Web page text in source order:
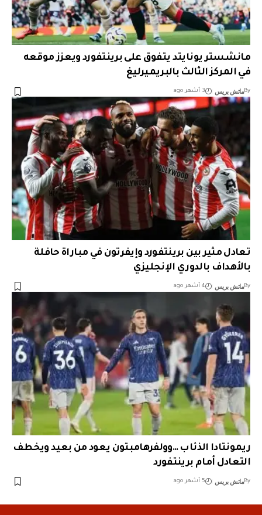
مانشستر يونايتد يتفوق على برينتفورد ويعزز موقعه
في المركز الثالث بالبريميرليغ
Byماتش بريس 3 أشهر ago
تعادل مثير بين برينتفورد وإيفرتون في مباراة حافلة
بالأهداف بالدوري الإنجليزي
Byماتش بريس 4 أشهر ago
ريمونتادا الذئاب …وولفرهامبتون يعود من بعيد ويخطف
التعادل أمام برينتفورد
Byماتش بريس 5 أشهر ago